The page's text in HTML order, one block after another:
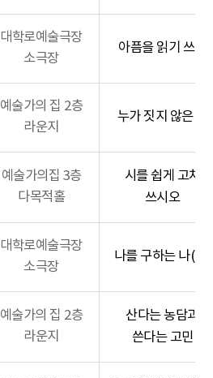
대학로예술극장
소극장
아픔을 읽기 쓰기
예술가의 집 2층
라운지
누가 짓지 않은 집
예술가의집 3층
다목적홀
시를 쉽게 고쳐
쓰시오
대학로예술극장
소극장
나를 구하는 나(들)
예술가의 집 2층
라운지
산다는 농담과
쓴다는 고민